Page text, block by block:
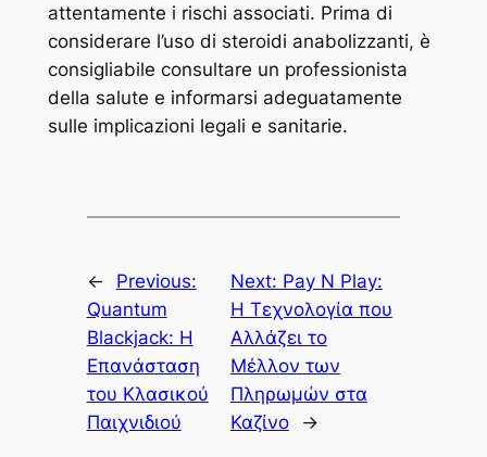
attentamente i rischi associati. Prima di
considerare l’uso di steroidi anabolizzanti, è
consigliabile consultare un professionista
della salute e informarsi adeguatamente
sulle implicazioni legali e sanitarie.
←
Previous:
Quantum
Blackjack: Η
Επανάσταση
του Κλασικού
Παιχνιδιού
Next: Pay N Play:
Η Τεχνολογία που
Αλλάζει το
Μέλλον των
Πληρωμών στα
Καζίνο
→